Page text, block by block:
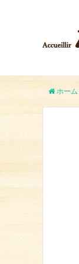
ホーム